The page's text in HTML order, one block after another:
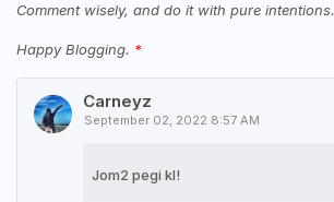
Comment wisely, and do it with pure intentions.
Happy Blogging.
Carneyz
September 02, 2022 8:57 AM
Jom2 pegi kl!